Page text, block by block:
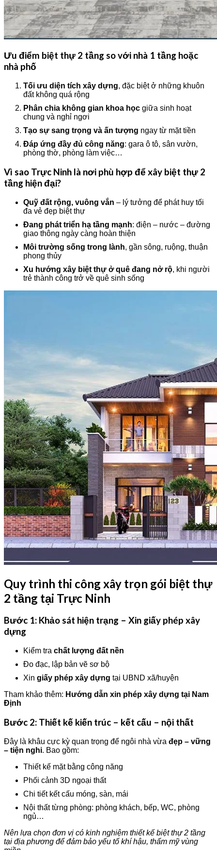
Ưu điểm biệt thự 2 tầng so với nhà 1 tầng hoặc
nhà phố
Tối ưu diện tích xây dựng, đặc biệt ở những khuôn
đất không quá rộng
Phân chia không gian khoa học giữa sinh hoạt
chung và nghỉ ngơi
Tạo sự sang trọng và ấn tượng ngay từ mặt tiền
Đáp ứng đầy đủ công năng: gara ô tô, sân vườn,
phòng thờ, phòng làm việc…
Vì sao Trực Ninh là nơi phù hợp để xây biệt thự 2
tầng hiện đại?
Quỹ đất rộng, vuông vắn – lý tưởng để phát huy tối
đa vẻ đẹp biệt thự
Đang phát triển hạ tầng mạnh: điện – nước – đường
giao thông ngày càng hoàn thiện
Môi trường sống trong lành, gần sông, ruộng, thuận
phong thủy
Xu hướng xây biệt thự ở quê đang nở rộ, khi người
trẻ thành công trở về quê sinh sống
Quy trình thi công xây trọn gói biệt thự
2 tầng tại Trực Ninh
Bước 1: Khảo sát hiện trạng – Xin giấy phép xây
dựng
Kiểm tra chất lượng đất nền
Đo đạc, lập bản vẽ sơ bộ
Xin giấy phép xây dựng tại UBND xã/huyện
Tham khảo thêm: Hướng dẫn xin phép xây dựng tại Nam
Định
Bước 2: Thiết kế kiến trúc – kết cấu – nội thất
Đây là khâu cực kỳ quan trọng để ngôi nhà vừa đẹp – vững
– tiện nghi. Bao gồm:
Thiết kế mặt bằng công năng
Phối cảnh 3D ngoại thất
Chi tiết kết cấu móng, sàn, mái
Nội thất từng phòng: phòng khách, bếp, WC, phòng
ngủ…
Nên lựa chọn đơn vị có kinh nghiệm thiết kế biệt thự 2 tầng
tại địa phương để đảm bảo yếu tố khí hậu, thẩm mỹ vùng